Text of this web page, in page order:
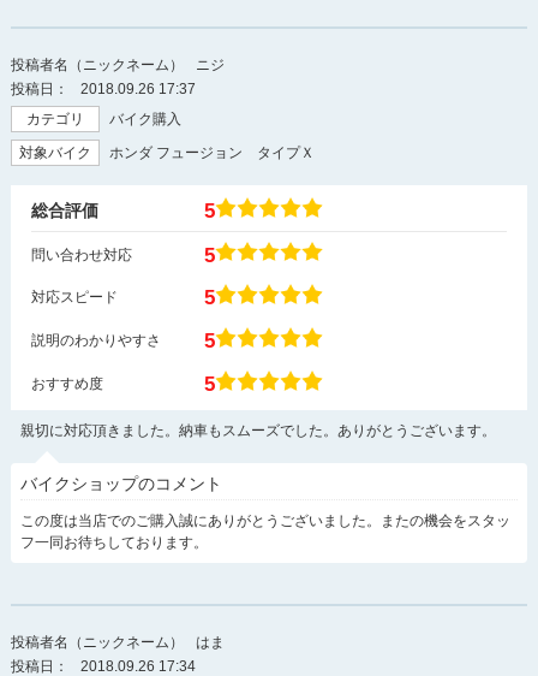
投稿者名（ニックネーム）
ニジ
投稿日：
2018.09.26 17:37
カテゴリ
バイク購入
対象バイク
ホンダ フュージョン タイプＸ
総合評価 5
問い合わせ対応 5
対応スピード 5
説明のわかりやすさ 5
おすすめ度 5
親切に対応頂きました。納車もスムーズでした。ありがとうございます。
バイクショップのコメント
この度は当店でのご購入誠にありがとうございました。またの機会をスタッ
フ一同お待ちしております。
投稿者名（ニックネーム）
はま
投稿日：
2018.09.26 17:34